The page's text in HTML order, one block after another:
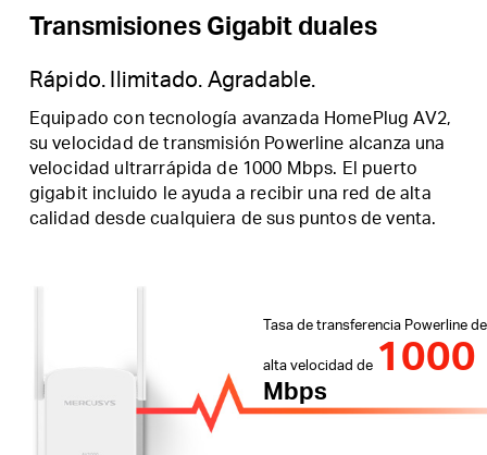
Tasa de transferencia Powerline de
alta velocidad de 1000
Mbps
Transmisiones Gigabit duales
Rápido. Ilimitado. Agradable.
Equipado con tecnología avanzada HomePlug AV2,
su velocidad de transmisión Powerline alcanza una
velocidad ultrarrápida de 1000 Mbps. El puerto
gigabit incluido le ayuda a recibir una red de alta
calidad desde cualquiera de sus puntos de venta.